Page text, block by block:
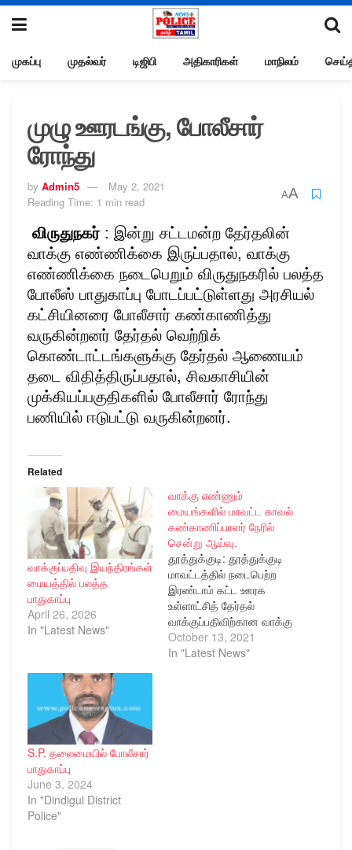
முகப்பு முதல்வர் டிஜிபி அதிகாரிகள் மாநிலம்
முழு ஊரடங்கு, போலீசார்
ரோந்து
by Admin5
May 2, 2021
Reading Time: 1 min read
AA
விருதுநகர்: இன்று சட்டமன்ற தேர்தலின்
வாக்கு எண்ணிக்கை இருப்பதால், வாக்கு
எண்ணிக்கை நடைபெறும் விருதுநகரில் பலத்த
போலீஸ் பாதுகாப்பு போடப்பட்டுள்ளது அரசியல்
கட்சியினரை போலீசார் கண்காணித்து
வருகின்றனர் தேர்தல் வெற்றிக்
கொண்டாட்டங்களுக்கு தேர்தல் ஆணையம்
தடை விதித்திருப்பதால், சிவகாசியின்
முக்கியப்பகுதிகளில் போலீசார் ரோந்து
பணியில் ஈடுபட்டு வருகின்றனர்.
Related
வாக்குப்பதிவு இயந்திரங்கள்
மையத்தில் பலத்த
பாதுகாப்பு
April 26, 2026
In "Latest News"
வாக்கு எண்ணும்
மையங்களில் மாவட்ட காவல்
கண்காணிப்பாளர் நேரில்
சென்று ஆய்வு.
தூத்துக்குடி: தூத்துக்குடி
மாவட்டத்தில் நடைபெற்ற
இரண்டாம் கட்ட ஊரக
உள்ளாட்சித் தேர்தல்
வாக்குப்பதிவிற்கான வாக்கு
எண்ணும் மையங்களில்
போலீசாரின் பாதுகாப்பு
October 13, 2021
In "Latest News"
S.P. தலைமையில் போலீசார்
பாதுகாப்பு
June 3, 2024
In "Dindigul District
Police"